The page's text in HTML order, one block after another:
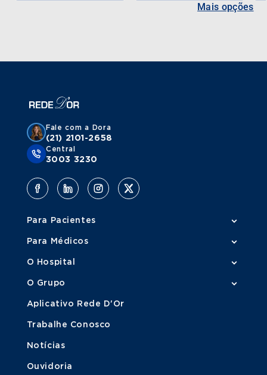
Mais opções
Fale com a Dora
(21) 2101-2658
Central
3003 3230
Para Pacientes
Para Médicos
O Hospital
O Grupo
Aplicativo Rede D'Or
Trabalhe Conosco
Notícias
Ouvidoria